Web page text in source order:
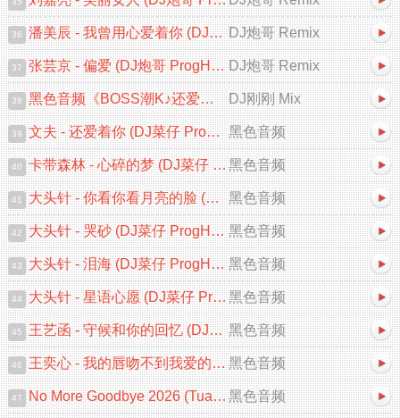
36 潘美辰 - 我曾用心爱着你 (DJ炮哥 ProgHouse Remix 2026) DJ炮哥 Remix
37 张芸京 - 偏爱 (DJ炮哥 ProgHouse Remix 2026)V2 DJ炮哥 Remix
38 黑色音频《BOSS潮K♪还爱着你&心碎的梦♪中文跳舞大碟V2》DJ刚刚 Mix DJ刚刚 Mix
39 文夫 - 还爱着你 (DJ菜仔 ProgHouse 2026 Remix) 黑色音频
40 卡带森林 - 心碎的梦 (DJ菜仔 ProgHouse 2026 Remix)黑色音频
41 大头针 - 你看你看月亮的脸 (DJ菜仔 ProgHouse Remix) 黑色音频
42 大头针 - 哭砂 (DJ菜仔 ProgHouse 2026 Remix) 黑色音频
43 大头针 - 泪海 (DJ菜仔 ProgHouse 2026 Remix) 黑色音频
44 大头针 - 星语心愿 (DJ菜仔 ProgHouse Remix)黑色音频
45 王艺函 - 守候和你的回忆 (DJ菜仔 ProgHouse 2026 Remix) 黑色音频
46 王奕心 - 我的唇吻不到我爱的人 (DJ菜仔 ProgHouse 2026 Remix) 黑色音频
47 No More Goodbye 2026 (Tuan Ying Chillout Mix VIP)黑色音频